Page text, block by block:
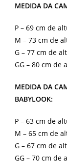
MEDIDA DA
P – 69 cm de
M – 73 cm de
G – 77 cm de
GG – 80 cm de
MEDIDA DA
BABYLOOK:
P – 63 cm de
M – 65 cm de
G – 67 cm de
GG – 70 cm de